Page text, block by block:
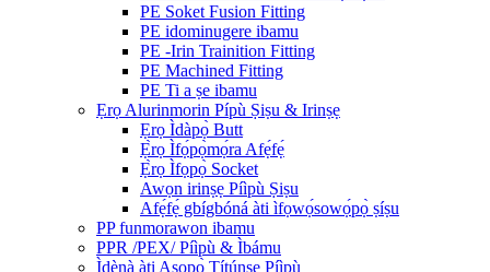
PE Soket Fusion Fitting
PE idominugere ibamu
PE -Irin Trainition Fitting
PE Machined Fitting
PE Ti a ṣe ibamu
Ẹrọ Alurinmorin Pípù Ṣiṣu & Irinṣẹ
Ẹrọ Ìdàpọ̀ Butt
Ẹ̀rọ Ìfọ́pọ̀mọ́ra Afẹ́fẹ́
Ẹ̀rọ Ìfọpọ̀ Socket
Awọn irinṣẹ Píìpù Ṣiṣu
Afẹ́fẹ́ gbígbóná àti ìfọwọ́sowọ́pọ̀ ṣíṣu
PP funmorawon ibamu
PPR /PEX/ Píìpù & Ìbámu
Ìdènà àti Asopọ̀ Títúnṣe Píìpù